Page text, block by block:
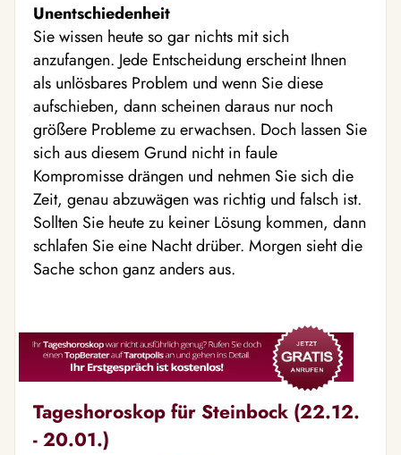
Unentschiedenheit
Sie wissen heute so gar nichts mit sich
anzufangen. Jede Entscheidung erscheint Ihnen
als unlösbares Problem und wenn Sie diese
aufschieben, dann scheinen daraus nur noch
größere Probleme zu erwachsen. Doch lassen Sie
sich aus diesem Grund nicht in faule
Kompromisse drängen und nehmen Sie sich die
Zeit, genau abzuwägen was richtig und falsch ist.
Sollten Sie heute zu keiner Lösung kommen, dann
schlafen Sie eine Nacht drüber. Morgen sieht die
Sache schon ganz anders aus.
Tageshoroskop für Steinbock (22.12.
- 20.01.)